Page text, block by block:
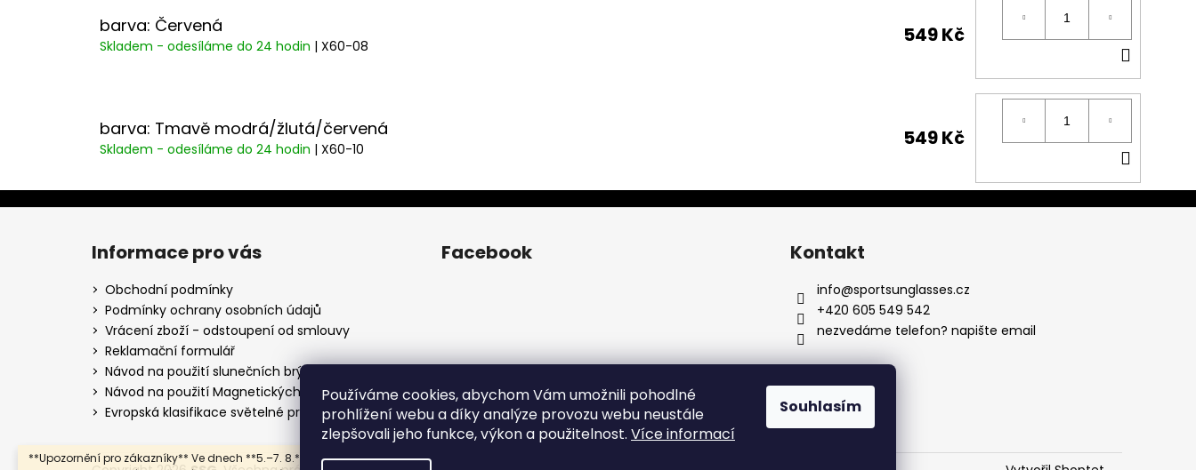
Používáme cookies, abychom Vám umožnili pohodlné
prohlížení webu a díky analýze provozu webu neustále
zlepšovali jeho funkce, výkon a použitelnost. Více informací
Souhlasím
**Upozornění pro zákazníky** Ve dnech **5.–7. 8.** čerpáme
barva: Červená
Skladem - odesíláme do 24 hodin | X60-08 549 Kč
barva: Tmavě modrá/žlutá/červená
Skladem - odesíláme do 24 hodin | X60-10 549 Kč
Z
Informace pro vás
Obchodní podmínky
Podmínky ochrany osobních údajů
Vrácení zboží - odstoupení od smlouvy
Reklamační formulář
Návod na použití slunečních brýlí
Návod na použití Magnetických lyžařských brýlí
Evropská klasifikace světelné propustnosti
Facebook Kontakt
info@sportsunglasses.cz
+420 605 549 542
nezvedáme telefon? napište email